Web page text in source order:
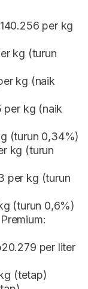
per kg
kg (turun
kg (naik
per kg (naik
(turun 0,34%)
kg (turun
per kg (turun
(turun 0,6%)
per liter
(tetap)